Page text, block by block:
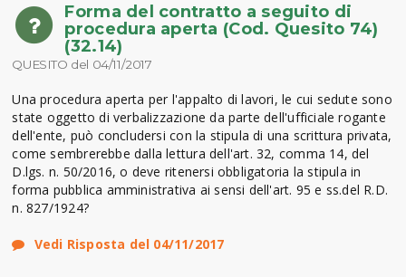
Forma del contratto a seguito di
procedura aperta (Cod. Quesito 74)
(32.14)
QUESITO del 04/11/2017
Una procedura aperta per l'appalto di lavori, le cui sedute sono
state oggetto di verbalizzazione da parte dell'ufficiale rogante
dell'ente, può concludersi con la stipula di una scrittura privata,
come sembrerebbe dalla lettura dell'art. 32, comma 14, del
D.lgs. n. 50/2016, o deve ritenersi obbligatoria la stipula in
forma pubblica amministrativa ai sensi dell'art. 95 e ss.del R.D.
n. 827/1924?
Vedi Risposta del 04/11/2017